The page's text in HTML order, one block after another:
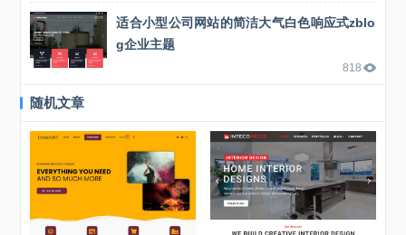
适合小型公司网站的简洁大气白色响应式zblo
g企业主题
818
随机文章